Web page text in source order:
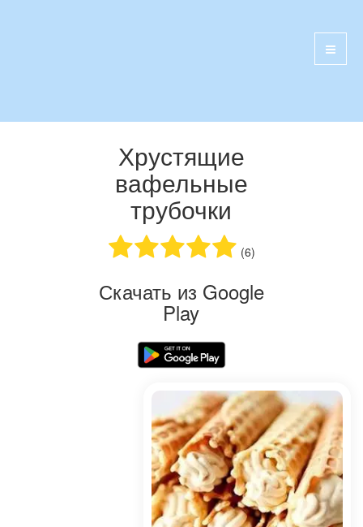
Хрустящие
вафельные
трубочки
(6)
Скачать из Google
Play